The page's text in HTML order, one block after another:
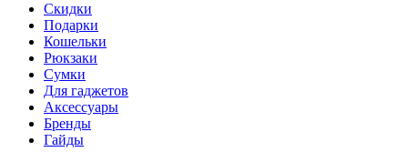
Скидки
Подарки
Кошельки
Рюкзаки
Сумки
Для гаджетов
Аксессуары
Бренды
Гайды